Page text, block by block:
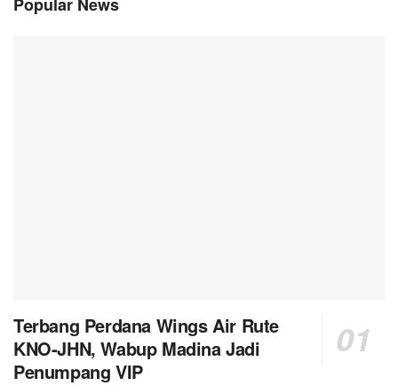
Terbang Perdana Wings Air Rute
KNO-JHN, Wabup Madina Jadi
Penumpang VIP